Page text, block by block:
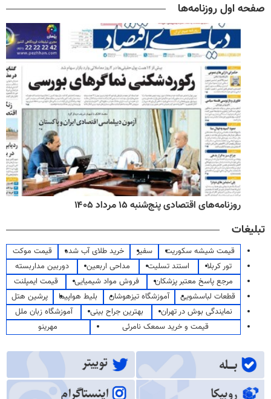
صفحه اول روزنامه‌ها
روزنامه‌های اقتصادی پنج‌شنبه ۱۵ مرداد ۱۴۰۵
تبلیغات
قیمت شیشه سکوریت سفیر خرید طلای آب شده
قیمت موکت
تور کربلا
استند تسلیت مداحی اربعین
دوربین مداربسته
مرجع پاسخ معتبر پزشکان
فروش مواد شیمیایی
قیمت ایمپلنت
قطعات لباسشویی
آموزشگاه تیزهوشان بلیط هواپیما
پرشین هتل
نمایندگی بوش در تهران
بهترین جراح بینی
آموزشگاه زبان ملل
قیمت و خرید سمعک نامرئی
مهرینو